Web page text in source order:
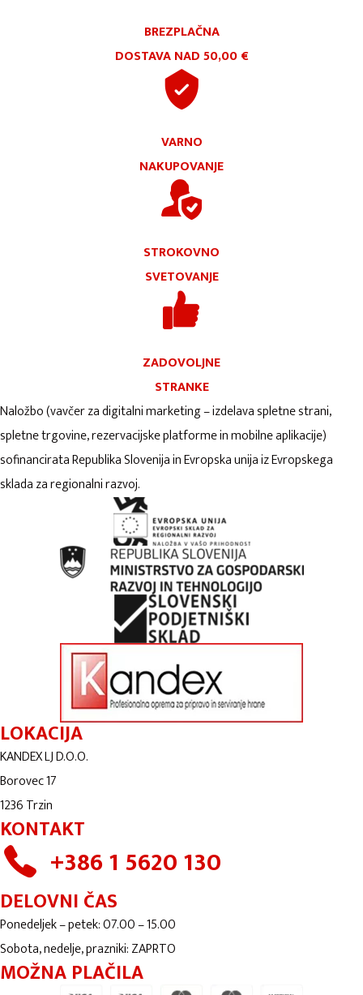
BREZPLAČNA
DOSTAVA NAD 50,00 €
VARNO
NAKUPOVANJE
STROKOVNO
SVETOVANJE
ZADOVOLJNE
STRANKE
Naložbo (vavčer za digitalni marketing – izdelava spletne strani,
spletne trgovine, rezervacijske platforme in mobilne aplikacije)
sofinancirata Republika Slovenija in Evropska unija iz Evropskega
sklada za regionalni razvoj.
LOKACIJA
KANDEX LJ D.O.O.
Borovec 17
1236 Trzin
KONTAKT
+386 1 5620 130
DELOVNI ČAS
Ponedeljek – petek: 07.00 – 15.00
Sobota, nedelje, prazniki: ZAPRTO
MOŽNA PLAČILA